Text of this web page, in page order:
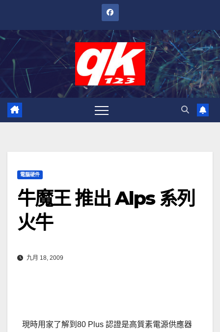
內
電腦硬件
牛魔王 推出 Alps 系列
火牛
九月 18, 2009
現時用家了解到80 Plus 認證是高質素電源供應器